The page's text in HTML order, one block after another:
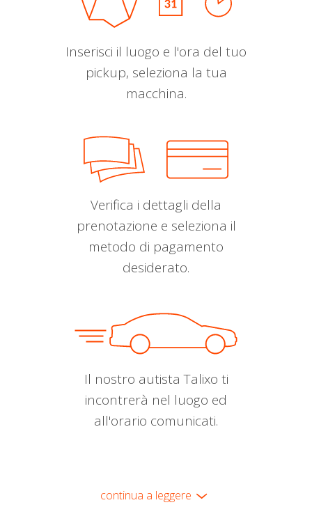
Inserisci il luogo e l'ora del tuo
pickup, seleziona la tua
macchina.
Verifica i dettagli della
prenotazione e seleziona il
metodo di pagamento
desiderato.
Il nostro autista Talixo ti
incontrerà nel luogo ed
all'orario comunicati.
continua a leggere